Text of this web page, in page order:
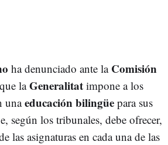
ha denunciado ante la Comisión
laGeneralitat impone a los
unaeducación bilingüe para sus
según los tribunales, debe ofrecer,
las asignaturas en cada una de las